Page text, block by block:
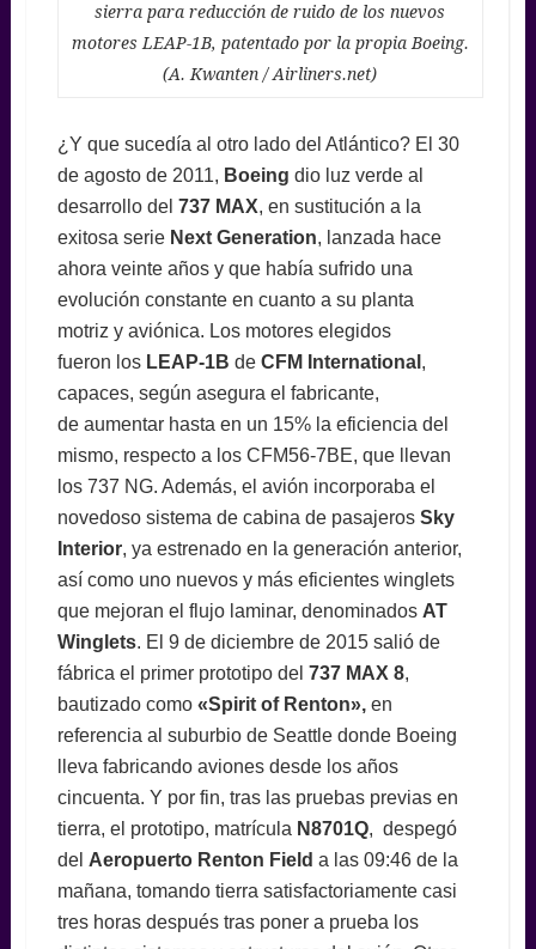
sierra para reducción de ruido de los nuevos
motores LEAP-1B, patentado por la propia Boeing.
(A. Kwanten / Airliners.net)
¿Y que sucedía al otro lado del Atlántico? El 30
de agosto de 2011, Boeing dio luz verde al
desarrollo del 737 MAX, en sustitución a la
exitosa serie Next Generation, lanzada hace
ahora veinte años y que había sufrido una
evolución constante en cuanto a su planta
motriz y aviónica. Los motores elegidos
fueron los LEAP-1B deCFM International ,
capaces, según asegura el fabricante,
de aumentar hasta en un 15% la eficiencia del
mismo, respecto a los CFM56-7BE, que llevan
los 737 NG. Además, el avión incorporaba el
novedoso sistema de cabina de pasajeros Sky
Interior, ya estrenado en la generación anterior,
así como uno nuevos y más eficientes winglets
que mejoran el flujo laminar, denominados AT
Winglets. El 9 de diciembre de 2015 salió de
fábrica el primer prototipo del 737 MAX 8,
bautizado como «Spirit of Renton», en
referencia al suburbio de Seattle donde Boeing
lleva fabricando aviones desde los años
cincuenta. Y por fin, tras las pruebas previas en
tierra, el prototipo, matrícula N8701Q, despegó
del Aeropuerto Renton Field a las 09:46 de la
mañana, tomando tierra satisfactoriamente casi
tres horas después tras poner a prueba los